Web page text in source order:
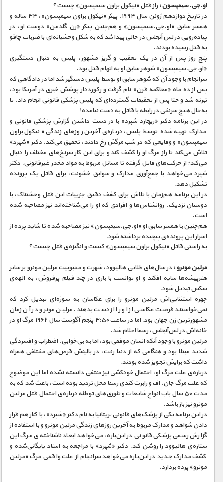
او.جی. سیمپسون : راز قتل «نیکول براون سیمپسون» چیست؟
در تاریخ دوازدهم ژوئن سال ۱۹۹۴، پیکر «نیکول براون سیمپسون»، ۳۴ ساله و
همسر سابق «او‌.جی.سیمپسون» و هم‌چنین پیکر «رن گلدمن» دوست او، در
پیاده‌رویی در لس‌ آنجلس در حالی پیدا شد که به شکل وحشیانه‌ای با ضربات چاقو
به قتل رسیده بودند.
پنج روز پس از آن در یک تعقیب و گریز مشهور، پلیس به دنبال دستگیری
«او.جی.سیمپسون» شوهر سابق او به اتهام قتل بود.
سرانجام با وجود آن که شوهر سابق او توسط پلیس دستگیر شد اما در دادگاهی که
پس از ده ماه «محاکمه قرن» نام گرفت و رکورددار پوشش خبری در آمریکا بود،
تبرئه شد و حتا پس از تحقیقات گسترده‌ای که پلیس پزشکی قانونی انجام داد، تا
به‌حال هیچ سرنخی در رابطه با قاتل به دست نیامده!
در این برنامه دکتر «ریچارد شپرد» با در دست داشتن گزارش پزشکی قانونی و
مدارک تهیه شده توسط پلیس، درباره‌ی آخرین روزهای زندگی «نیکول براون
سیمپسون» و وقایعی که در شب مرگش رخ دادند، تحقیق می‌کند. دکتر «شپرد»
تلاش می‌کند تا راز مرگ او را کشف کند و برای این کار سرنخ‌های مختلف را دنبال
می‌کند؛ از حرکت‌های قاتل گرفته تا مسائل مربوط به مواد مخدر غیرقانونی. دکتر
شپرد می‌خواهد با جمع‌آوری مدارک و سوابق خشونت، برای قاتل یک پرونده
تشکیل دهد.
در این برنامه هم‌زمان با تلاش برای کشف دقیق جزییات این قتل وحشتناک، با
دوستان نزدیک، روانشناس‌ها و افرادی که او را ‌می‌شناخته‌اند نیز مصاحبه شده
است.
هم‌چنین با همسر سابق او «او.جی.‌سیمپسون» نیز مصاحبه شده تا شاید پرده از
اسرار این پرونده‌ی پیچیده برداشته شود.
به راستی قاتل «نیکول براون سیمپسون» کیست و انگیزه‌ی قتل چیست؟
مرلین مونرو : در سال‌های طلایی هالیوود، شهرت و محبوبیت مرلین مونرو بر سایر
هنرپیشه‌ها سایه افکند و او توانست با بازی در چند فیلم پرفروش، به الهه‌ی
سکس تبدیل شود.
چهره استثنایی‌اش مرلین مونرو را برای عکاسان به سوژه‌ای تبدیل کرد که
نمی‌خواستند فرصت عکاسی از او را از دست بدهند. مرلین مونرو در آن زمان
مشهورترین زن جهان بود. اما در ساعت ۳:۵۰ پنجم آگوست سال ۱۹۶۲ مرگ او در
خانه‌اش در لس‌آنجلس، رسما اعلام شد.
مرلین مونرو با وجود آنکه انسان موفقی بود، اما به بی‌خوابی، اضطراب و افسردگی
شدید مبتلا بود و هنگامی که از دنیا رفت، در بالینش قرص‌های مختلفی همراه
داشت که برایش تجویز شده بودند.
درباره‌ی علت مرگ او، احتمال خودکشی نیز منتفی دانسته‌ نشده اما این موضوع
که علت مرگ جان. اف و رابرت کندی رسما محل تردید بوده است، باعث شد که به
مدت ۵۰ سال باب انواع شایعات و تئوری‌های توطئه درباره‌ی احتمال قتل مرلین
مونرو نیز باز باشد.
در این برنامه یکی از پزشک‌های قانونی بریتانیا به نام دکتر «شپرد»، با کنار هم قرار
دادن شواهد و مدارک مربوط به آخرین روزهای زندگی مرلین مونرو و با استفاده از
گزارش رسمی پزشکی قانونی در این‌باره، می‌خواهد ابعاد ناشناخته‌ی مرگ این
ستاره‌ی هالیوود را روشن کند. دکتر «شپرد» با مراجعه به اسناد یایگانی‌شده و
کشف مدارک جدید در این‌باره می‌خواهد سرانجام از علت واقعی مرگ «مرلین
مونرو» پرده بردارد.